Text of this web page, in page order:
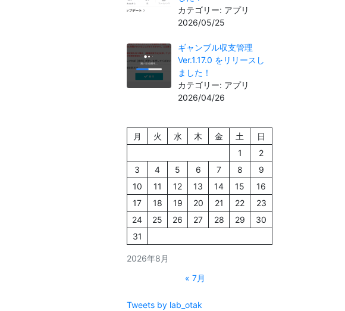
カテゴリー: アプリ
2026/05/25
ギャンブル収支管理
Ver.1.17.0 をリリースし
ました！
カテゴリー: アプリ
2026/04/26
2026年8月
月 火 水 木 金 土
日
1
2
3
4 5 6 7 8
9
10
11 12 13 14 15
16
17
18 19 20 21 22
23
24
25 26 27 28 29
30
31
« 7月
Tweets by lab_otak